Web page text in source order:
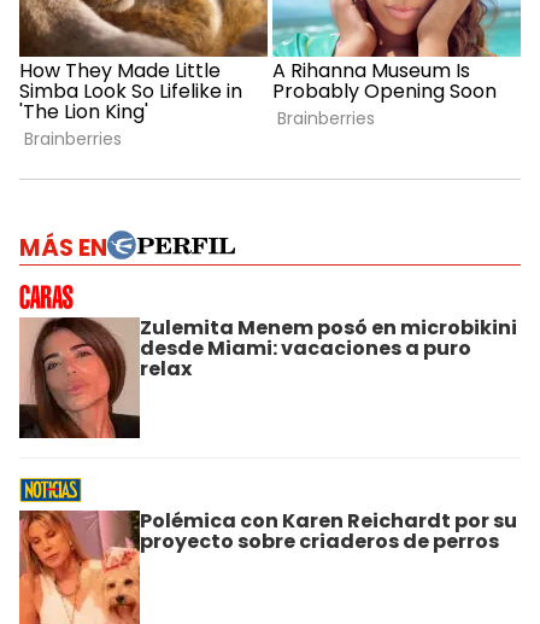
MÁS EN
Zulemita Menem posó en microbikini
desde Miami: vacaciones a puro
relax
Polémica con Karen Reichardt por su
proyecto sobre criaderos de perros